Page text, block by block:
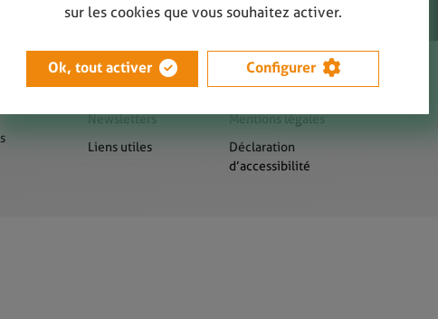
Presse
Newsletters
Liens utiles
Sitemap
Mentions légales
Déclaration
d’accessibilité
sur les cookies que vous souhaitez activer.
Ok, tout activer Configurer